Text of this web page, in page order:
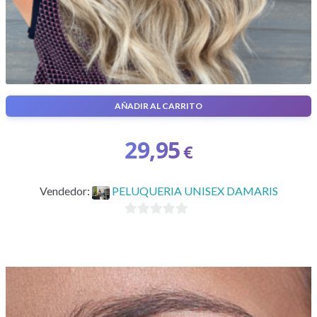
MECHAS CABELLO MEDIO
29,95€
AÑADIR AL CARRITO
Vendedor: PELUQUERIA UNISEX DAMARIS
5